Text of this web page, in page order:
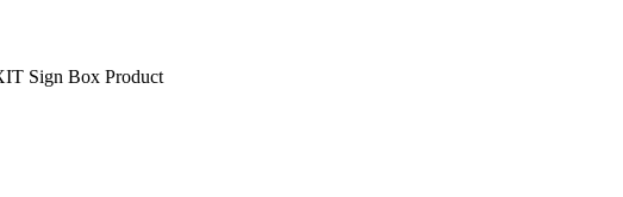
Sign Box Product